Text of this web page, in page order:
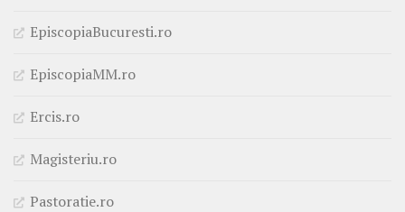
EpiscopiaBucuresti.ro
EpiscopiaMM.ro
Ercis.ro
Magisteriu.ro
Pastoratie.ro